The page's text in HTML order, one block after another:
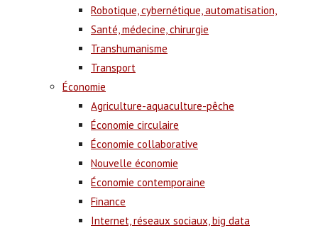
Robotique, cybernétique, automatisation,
Santé, médecine, chirurgie
Transhumanisme
Transport
Économie
Agriculture-aquaculture-pêche
Économie circulaire
Économie collaborative
Nouvelle économie
Économie contemporaine
Finance
Internet, réseaux sociaux, big data